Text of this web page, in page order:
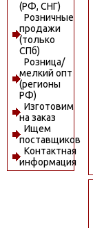
(РФ, СНГ)
Розничные
продажи
(только
СПб)
Розница/
мелкий опт
(регионы
РФ)
Изготовим
на заказ
Ищем
поставщиков
Контактная
информация